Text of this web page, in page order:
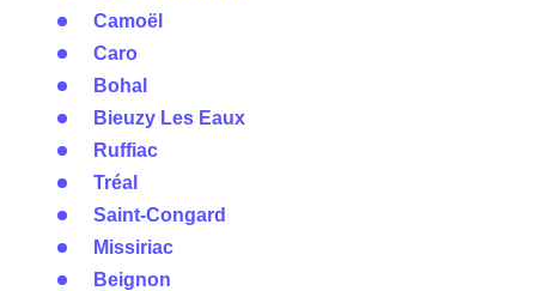
Camoël
Caro
Bohal
Bieuzy Les Eaux
Ruffiac
Tréal
Saint-Congard
Missiriac
Beignon